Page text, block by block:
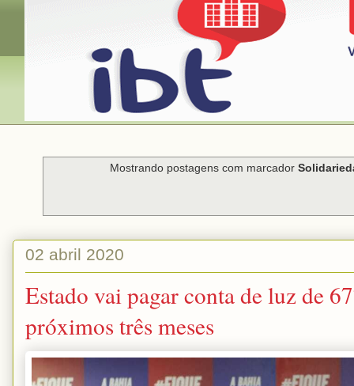
Mostrando postagens com marcador
02 abril 2020
Estado vai pagar conta de luz de
próximos três meses